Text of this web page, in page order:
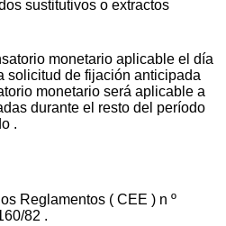
sustitutivos o extractos
monetario aplicable el día
solicitud de fijación anticipada
monetario será aplicable a
durante el resto del período
.
Reglamentos ( CEE ) n º
82 .